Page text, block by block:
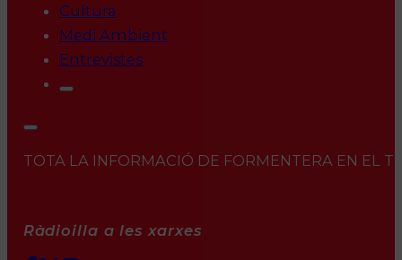
Cultura
Medi Ambient
Entrevistes
TOTA LA INFORMACIÓ DE FORMENTERA EN EL
Ràdioilla a les xarxes